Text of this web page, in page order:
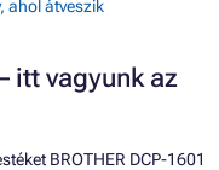
ahol átveszik
itt vagyunk az
BROTHER DCP-1601